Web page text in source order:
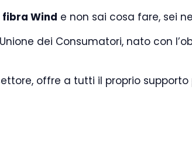
Wind e non sai cosa fare, sei
dei Consumatori, nato con
offre a tutti il proprio supporto